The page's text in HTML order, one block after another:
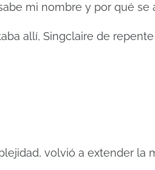
mi nombre y por qué se
allí, Singclaire de
volvió a extender la